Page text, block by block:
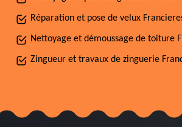
Réparation et pose de velux
Nettoyage et démoussage de toiture
Zingueur et travaux de zinguerie